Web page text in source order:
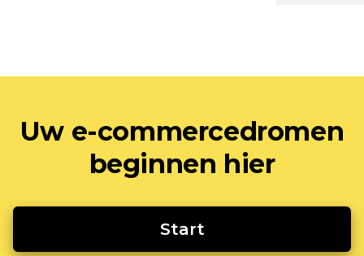
Uw e-commercedromen
beginnen hier
Start